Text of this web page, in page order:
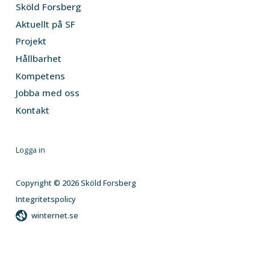
Sköld Forsberg
Aktuellt på SF
Projekt
Hållbarhet
Kompetens
Jobba med oss
Kontakt
Copyright © 2026 Sköld Forsberg
Integritetspolicy
winternet.se
Logga in